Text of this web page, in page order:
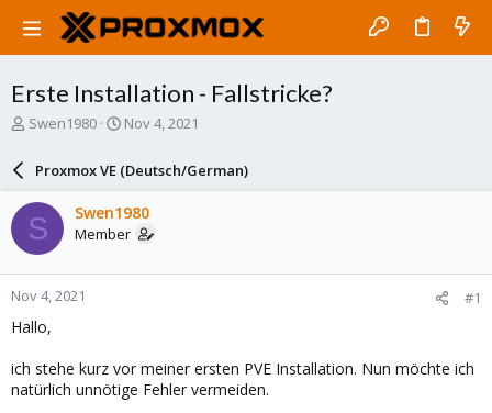
Erste Installation - Fallstricke?
T
a
d
s
t
a
r
t
e
Swen1980
S
a
r
d
a
e
Nov 4, 2021
Proxmox VE (Deutsch/German)
S Swen1980
Member
Nov 4, 2021 #1
Hallo,
ich stehe kurz vor meiner ersten PVE Installation. Nun möchte ich
natürlich unnötige Fehler vermeiden.